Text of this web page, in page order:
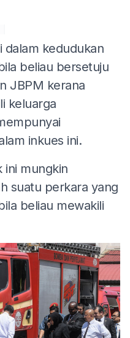
dalam kedudukan
beliau bersetuju
JBPM kerana
keluarga
inkues ini.
ini mungkin
suatu perkara yang
beliau mewakili